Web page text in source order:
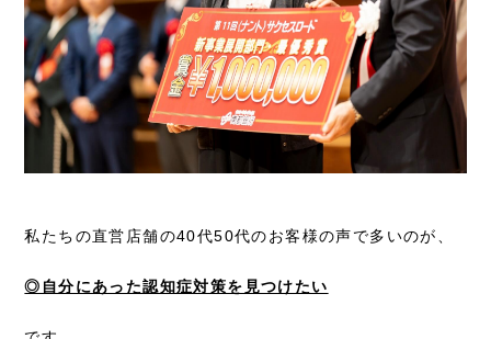
私たちの直営店舗の40代50代のお客様の声で多いのが、
◎自分にあった認知症対策を見つけたい